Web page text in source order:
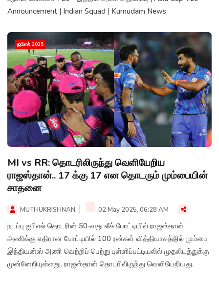
Announcement | Indian Squad | Kumudam News
ஐபிஎல் 2025
MI vs RR: தொடரிலிருந்து வெளியேறிய
ராஜஸ்தான்.. 17 க்கு 17 என தொடரும் மும்பையின்
சாதனை
MUTHUKRISHNAN 02 May 2025, 06:28 AM
நடப்பு ஐபிஎல் தொடரின் 50-வது லீக் போட்டியில் ராஜஸ்தான்
அணிக்கு எதிரான போட்டியில் 100 ரன்கள் வித்தியாசத்தில் மும்பை
இந்தியன்ஸ் அணி வெற்றிப் பெற்று புள்ளிப்பட்டியலில் முதலிடத்துக்கு
முன்னேறியுள்ளது. ராஜஸ்தான் தொடரிலிருந்து வெளியேறியது.